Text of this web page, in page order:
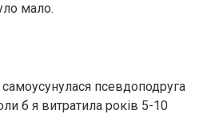
мало.
псевдоподруга
б я витратила років 5-10